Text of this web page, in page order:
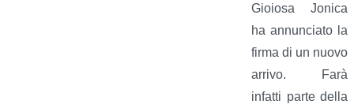
Gioiosa Jonica
ha annunciato la
firma di un nuovo
arrivo. Farà
infatti parte della